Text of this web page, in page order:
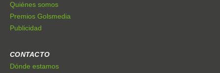
Quiénes somos
Premios Golsmedia
Publicidad
CONTACTO
Dónde estamos